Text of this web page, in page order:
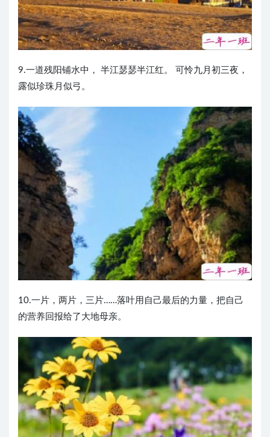
9.一道残阳铺水中， 半江瑟瑟半江红。 可怜九月初三夜，
露似珍珠月似弓。
10.一片，两片，三片……落叶用自己最后的力量，把自己
的营养回报给了大地母亲。